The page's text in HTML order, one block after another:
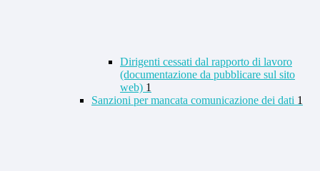
Dirigenti cessati dal rapporto di lavoro
(documentazione da pubblicare sul sito
web) 1
Sanzioni per mancata comunicazione dei dati 1